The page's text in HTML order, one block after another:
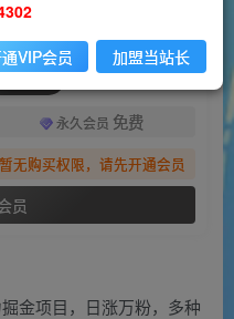
资源
永久会员 免费
无购买权限，请先开通会员
员
VIP会员 加盟当站长